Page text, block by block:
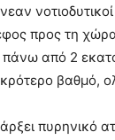
προς τη
από 2
βαθμό,
πυρηνικό